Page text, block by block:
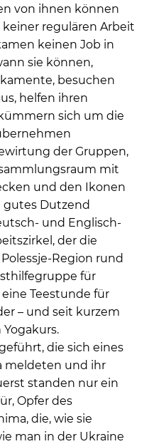
von ihnen können
regulären Arbeit
keinen Job in
sie können,
besuchen
helfen ihren
sich um die
der Gruppen,
mit
und den Ikonen
gutes Dutzend
und Englisch-
der die
Region rund
für
Teestunde für
– und seit kurzem
die sich eines
meldeten und ihr
standen nur ein
Opfer des
die, wie sie
man in der Ukraine